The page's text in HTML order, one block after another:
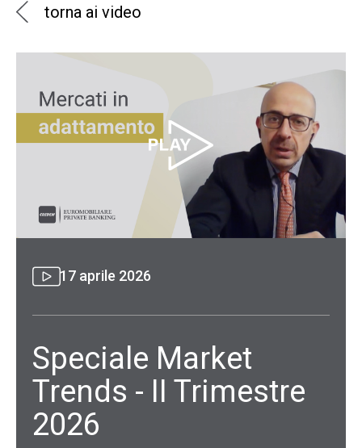
torna ai video
17 aprile 2026
Speciale Market
Trends - II Trimestre
2026